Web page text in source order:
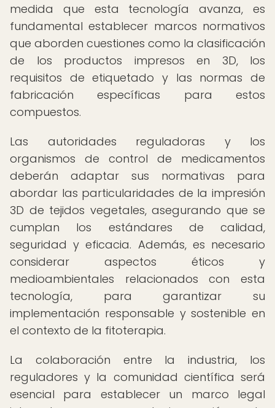
medida que esta tecnología avanza, es
fundamental establecer marcos normativos
que aborden cuestiones como la clasificación
de los productos impresos en 3D, los
requisitos de etiquetado y las normas de
fabricación específicas para estos
compuestos.
Las autoridades reguladoras y los
organismos de control de medicamentos
deberán adaptar sus normativas para
abordar las particularidades de la impresión
3D de tejidos vegetales, asegurando que se
cumplan los estándares de calidad,
seguridad y eficacia. Además, es necesario
considerar aspectos éticos y
medioambientales relacionados con esta
tecnología, para garantizar su
implementación responsable y sostenible en
el contexto de la fitoterapia.
La colaboración entre la industria, los
reguladores y la comunidad científica será
esencial para establecer un marco legal